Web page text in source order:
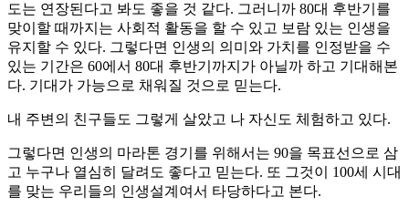
도는 연장된다고 봐도 좋을 것 같다. 그러니까 80대 후반기를
맞이할 때까지는 사회적 활동을 할 수 있고 보람 있는 인생을
유지할 수 있다. 그렇다면 인생의 의미와 가치를 인정받을 수
있는 기간은 60에서 80대 후반기까지가 아닐까 하고 기대해본
다. 기대가 가능으로 채워질 것으로 믿는다.
내 주변의 친구들도 그렇게 살았고 나 자신도 체험하고 있다.
그렇다면 인생의 마라톤 경기를 위해서는 90을 목표선으로 삼
고 누구나 열심히 달려도 좋다고 믿는다. 또 그것이 100세 시대
를 맞는 우리들의 인생설계여서 타당하다고 본다.